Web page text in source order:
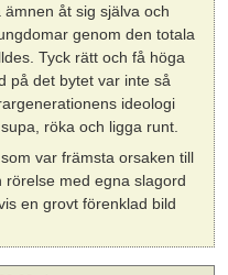
ämnen åt sig själva och
genom den totala
Tyck rätt och få höga
på det bytet var inte så
ideologi
röka och ligga runt.
var främsta orsaken till
med egna slagord
en grovt förenklad bild